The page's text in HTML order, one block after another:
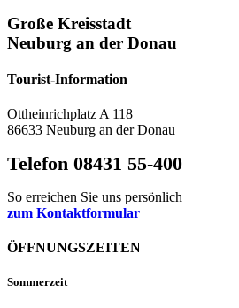
Große Kreisstadt
Neuburg an der Donau
Tourist-Information
Ottheinrichplatz A 118
86633 Neuburg an der Donau
Telefon 08431 55-400
So erreichen Sie uns persönlich
zum Kontaktformular
ÖFFNUNGSZEITEN
Sommerzeit